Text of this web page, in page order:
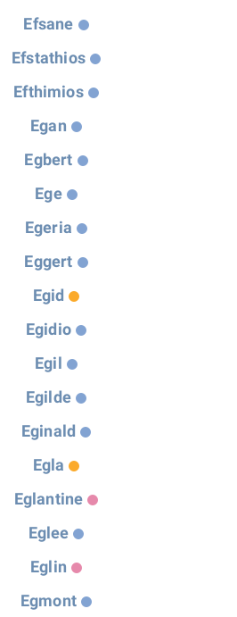
Efsane
Efstathios
Efthimios
Egan
Egbert
Ege
Egeria
Eggert
Egid
Egidio
Egil
Egilde
Eginald
Egla
Eglantine
Eglee
Eglin
Egmont